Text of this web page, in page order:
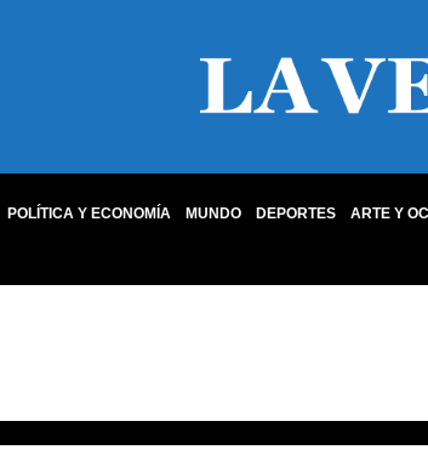
POLÍTICA Y ECONOMÍA MUNDO DEPORTES ARTE Y